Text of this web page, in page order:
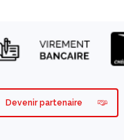
Devenir partenaire